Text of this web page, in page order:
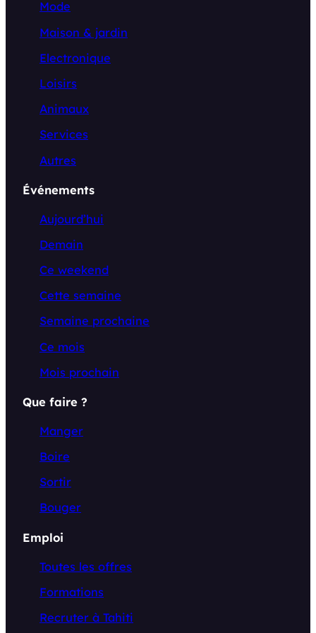
Mode
Maison & jardin
Electronique
Loisirs
Animaux
Services
Autres
Événements
Aujourd’hui
Demain
Ce weekend
Cette semaine
Semaine prochaine
Ce mois
Mois prochain
Que faire ?
Manger
Boire
Sortir
Bouger
Emploi
Toutes les offres
Formations
Recruter à Tahiti